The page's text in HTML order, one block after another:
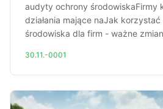
audyty ochrony środowiskaFirmy
działania mające naJak
środowiska dla firm - ważne
30.11.-0001